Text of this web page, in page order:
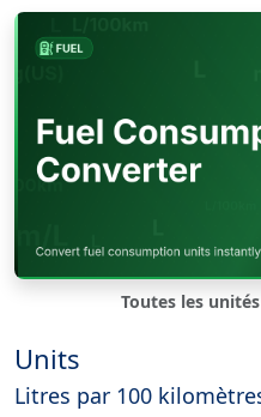
Toutes les
Units
Litres par 100